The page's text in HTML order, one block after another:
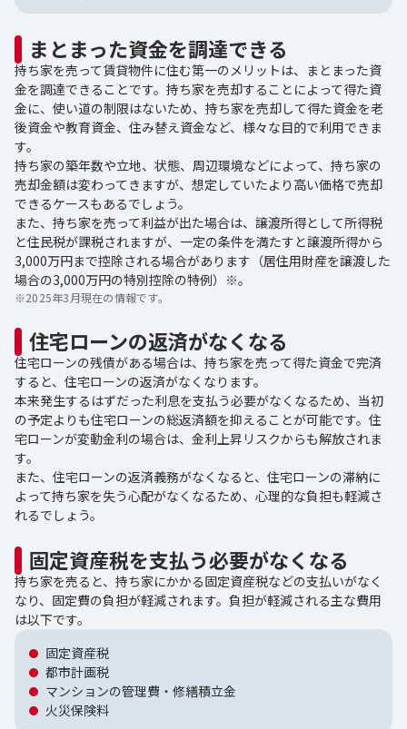
まとまった資金を調達できる
持ち家を売って賃貸物件に住む第一のメリットは、まとまった資
金を調達できることです。持ち家を売却することによって得た資
金に、使い道の制限はないため、持ち家を売却して得た資金を老
後資金や教育資金、住み替え資金など、様々な目的で利用できま
す。
持ち家の築年数や立地、状態、周辺環境などによって、持ち家の
売却金額は変わってきますが、想定していたより高い価格で売却
できるケースもあるでしょう。
また、持ち家を売って利益が出た場合は、譲渡所得として所得税
と住民税が課税されますが、一定の条件を満たすと譲渡所得から
3,000万円まで控除される場合があります（居住用財産を譲渡した
場合の3,000万円の特別控除の特例）※。
※2025年3月現在の情報です。
住宅ローンの返済がなくなる
住宅ローンの残債がある場合は、持ち家を売って得た資金で完済
すると、住宅ローンの返済がなくなります。
本来発生するはずだった利息を支払う必要がなくなるため、当初
の予定よりも住宅ローンの総返済額を抑えることが可能です。住
宅ローンが変動金利の場合は、金利上昇リスクからも解放されま
す。
また、住宅ローンの返済義務がなくなると、住宅ローンの滞納に
よって持ち家を失う心配がなくなるため、心理的な負担も軽減さ
れるでしょう。
固定資産税を支払う必要がなくなる
持ち家を売ると、持ち家にかかる固定資産税などの支払いがなく
なり、固定費の負担が軽減されます。負担が軽減される主な費用
は以下です。
固定資産税
都市計画税
マンションの管理費・修繕積立金
火災保険料